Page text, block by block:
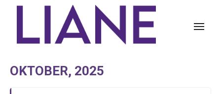
OKTOBER, 2025